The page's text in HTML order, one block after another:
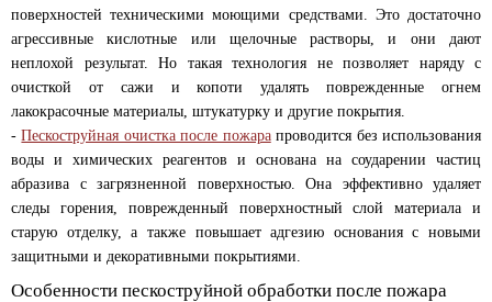
поверхностей техническими моющими средствами. Это достаточно
агрессивные кислотные или щелочные растворы, и они дают
неплохой результат. Но такая технология не позволяет наряду с
очисткой от сажи и копоти удалять поврежденные огнем
лакокрасочные материалы, штукатурку и другие покрытия.
-Пескоструйная очистка после пожарапроводится без использования
воды и химических реагентов и основана на соударении частиц
абразива с загрязненной поверхностью. Она эффективно удаляет
следы горения, поврежденный поверхностный слой материала и
старую отделку, а также повышает адгезию основания с новыми
защитными и декоративными покрытиями.
Особенности пескоструйной обработки после пожара